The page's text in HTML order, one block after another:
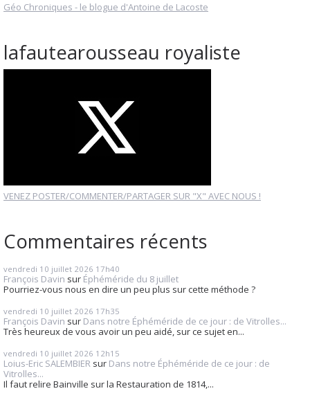
Géo Chroniques - le blogue d'Antoine de Lacoste
lafautearousseau royaliste
VENEZ POSTER/COMMENTER/PARTAGER SUR "X" AVEC NOUS !
Commentaires récents
vendredi 10 juillet 2026 17h40
François Davin sur Éphéméride du 8 juillet
Pourriez-vous nous en dire un peu plus sur cette méthode ?
vendredi 10 juillet 2026 17h35
François Davin sur Dans notre Éphéméride de ce jour : de Vitrolles...
Très heureux de vous avoir un peu aidé, sur ce sujet en...
vendredi 10 juillet 2026 12h15
Loius-Eric SALEMBIER sur Dans notre Éphéméride de ce jour : de
Vitrolles...
Il faut relire Bainville sur la Restauration de 1814,...